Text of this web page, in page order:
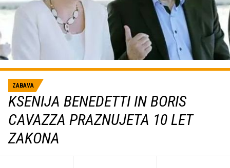
ZABAVA
KSENIJA BENEDETTI IN BORIS
CAVAZZA PRAZNUJETA 10 LET
ZAKONA